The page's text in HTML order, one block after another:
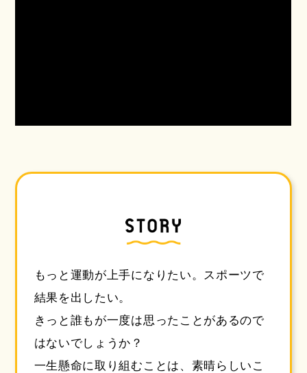
もっと運動が上手になりたい。スポーツで
結果を出したい。
きっと誰もが一度は思ったことがあるので
はないでしょうか？
一生懸命に取り組むことは、素晴らしいこ